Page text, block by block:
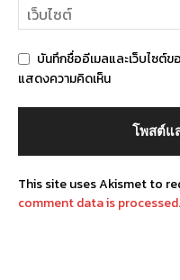
บันทึกชื่ออีเมลและเว็บไซต์ข
แสดงความคิดเห็น
This site uses Akismet to
comment data is processed.